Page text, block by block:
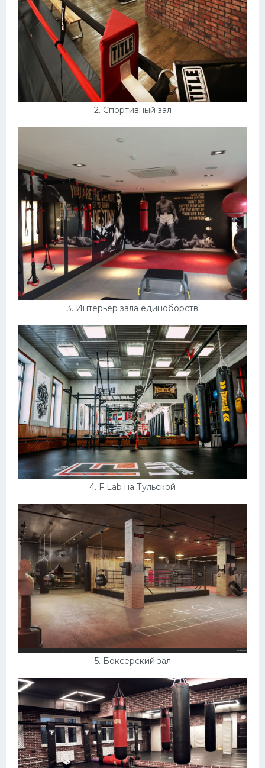
2. Спортивный зал
3. Интерьер зала единоборств
4. F Lab на Тульской
5. Боксерский зал